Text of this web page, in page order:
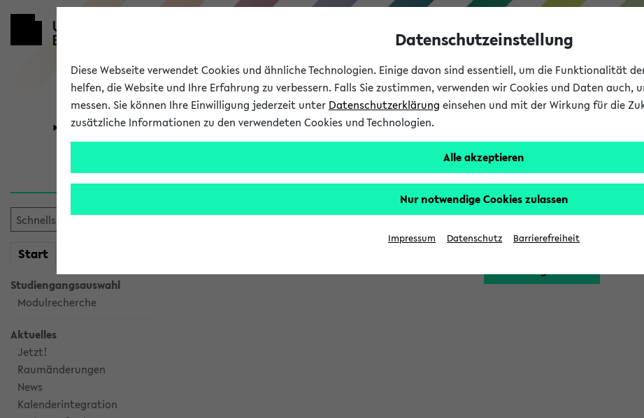
Universität Forschung Studium
Start
Studiengangsauswahl
Modulrecherche
Aktuelles
Jetzt!
Raumänderungen
News
Kalenderintegration
Sie möchten auf eine eKVV Funktion zugreifen, die Ihnen erst nach einer Anmeldung am
Bitte melden Sie sich
Datenschutzeinstellung
Diese Webseite verwendet Cookies und ähnliche Technologien. Einige davon sind essentiell, um die Funktionalität
helfen, die Website und Ihre Erfahrung zu verbessern. Falls Sie zustimmen, verwenden wir Cookies und Daten
messen. Sie können Ihre Einwilligung jederzeit unter Datenschutzerklärung einsehen und mit der Wirkung für die
zusätzliche Informationen zu den verwendeten Cookies und Technologien.
Alle akzeptieren
Nur notwendige Cookies zulassen
Impressum Datenschutz Barrierefreiheit